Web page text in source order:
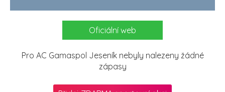
Oficiální web
Pro AC Gamaspol Jeseník nebyly nalezeny žádné
zápasy